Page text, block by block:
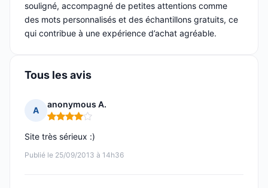
souligné, accompagné de petites attentions comme
des mots personnalisés et des échantillons gratuits, ce
qui contribue à une expérience d’achat agréable.
Tous les avis
A
anonymous A.
Note : 4 sur 5
Publié le 25/09/2013 à 14h36
Site très sérieux :)